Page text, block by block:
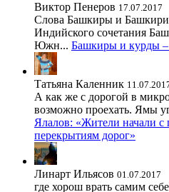
Виктор Пенеров 17.07.2017
Слова Башкиры и
Индийского сочетания
Южн... Башкиры и курды –
Татьяна Каленник
А как же с дорогой в
возможно проехать. Ямы
Ялалов: «Жители начали с
перекрытиям дорог»
Линарт Ильясов 01.07.2017
где хорош врать самим